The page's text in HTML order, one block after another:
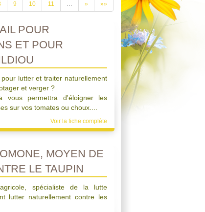
9 10 11 … » »»
POUR
ET POUR
lutter et traiter naturellement
et verger ?
vous permettra d'éloigner les
sur vos tomates ou choux....
Voir la fiche complète
MOYEN DE
LE TAUPIN
spécialiste de la lutte
lutter naturellement contre les